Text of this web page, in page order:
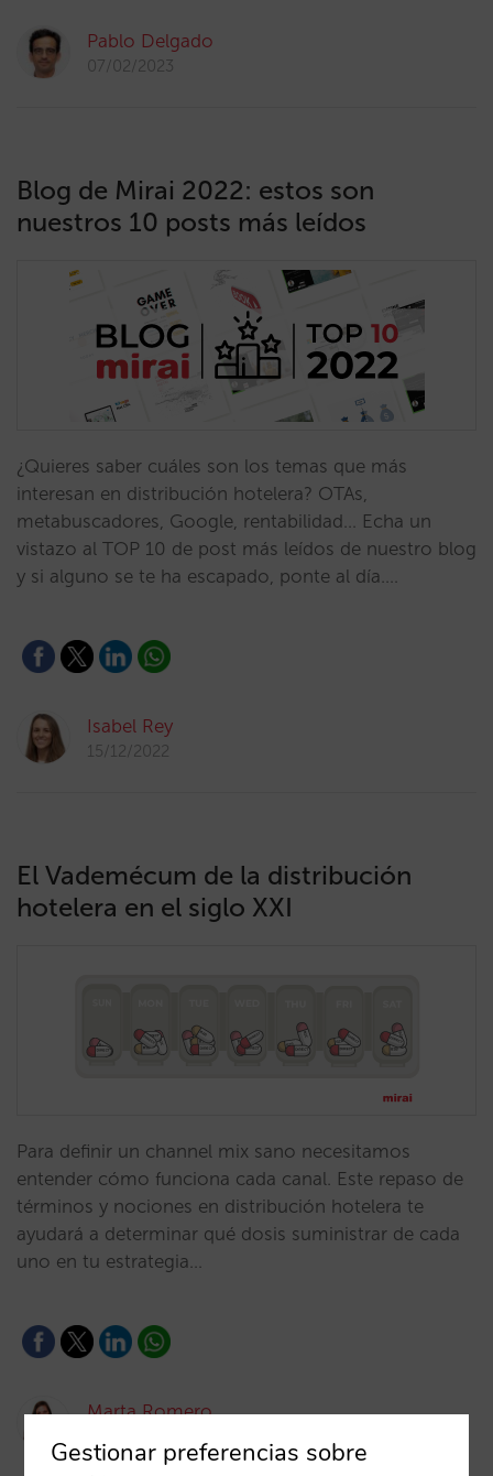
Pablo Delgado
07/02/2023
Blog de Mirai 2022: estos son
nuestros 10 posts más leídos
¿Quieres saber cuáles son los temas que más
interesan en distribución hotelera? OTAs,
metabuscadores, Google, rentabilidad… Echa un
vistazo al TOP 10 de post más leídos de nuestro blog
y si alguno se te ha escapado, ponte al día.…
Isabel Rey
15/12/2022
El Vademécum de la distribución
hotelera en el siglo XXI
Para definir un channel mix sano necesitamos
entender cómo funciona cada canal. Este repaso de
términos y nociones en distribución hotelera te
ayudará a determinar qué dosis suministrar de cada
uno en tu estrategia…
Marta Romero
Gestionar preferencias sobre